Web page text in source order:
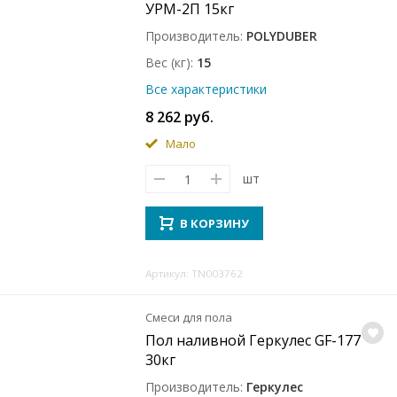
УРМ-2П 15кг
Производитель POLYDUBER
Вес (кг) 15
Все характеристики
8 262 руб.
Мало
шт
В КОРЗИНУ
Артикул: TN003762
Смеси для пола
Пол наливной Геркулес GF-177
30кг
Производитель Геркулес